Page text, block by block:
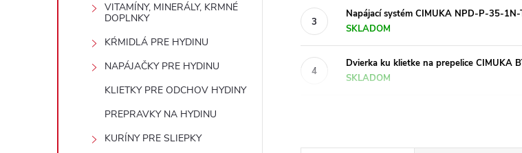
VITAMÍNY, MINERÁLY, KRMNÉ
DOPLNKY
KŔMIDLÁ PRE HYDINU
NAPÁJAČKY PRE HYDINU
KLIETKY PRE ODCHOV HYDINY
PREPRAVKY NA HYDINU
KURÍNY PRE SLIEPKY
Napájací systém CIMUKA NPD-P-35-1N-
SKLADOM
Dvierka ku klietke na prepelice CIMUKA
SKLADOM